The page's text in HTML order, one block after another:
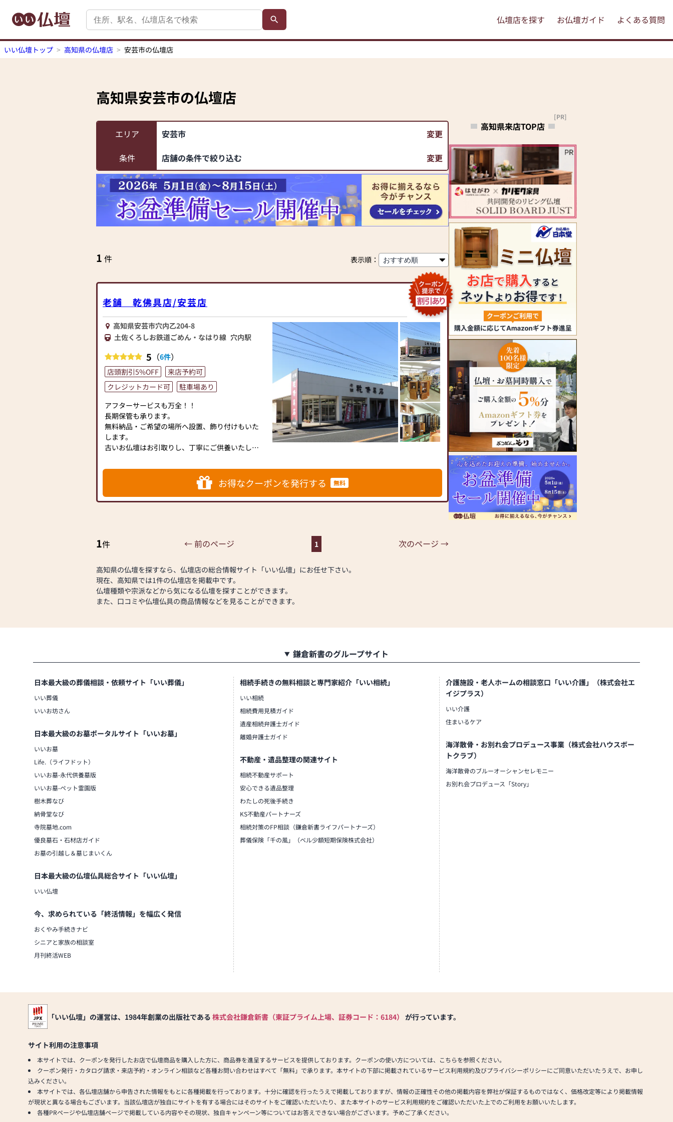
仏壇店を探す お仏壇ガイド よくある質問
いい仏壇トップ 高知県の仏壇店 安芸市の仏壇店
高知県安芸市の仏壇店
エリア 安芸市 変更
条件 店舗の条件で絞り込む 変更
1 件 表示順：
老舗 乾佛具店/安芸店
高知県安芸市穴内乙204-8
土佐くろしお鉄道ごめん・なはり線 穴内駅
5 （6件）
店頭割引5%OFF
来店予約可
クレジットカード可
駐車場あり
アフターサービスも万全！！
長期保管も承ります。
無料納品・ご希望の場所へ設置、飾り付けもいた
します。
古いお仏壇はお引取りし、丁寧にご供養いたしま
お仏壇の修理・修復も承ります。（見積りは無料で
創業100年の歴史と信用、年間販売基数四国№１の
実績、ご安心してお求めください。
お得なクーポンを発行する 無料
1件 ← 前のページ 1 次のページ →
高知県の仏壇を探すなら、仏壇店の総合情報サイト「いい仏壇」にお任せ下さい。
現在、高知県では1件の仏壇店を掲載中です。
仏壇種類や宗派などから気になる仏壇を探すことができます。
また、口コミや仏壇仏具の商品情報などを見ることができます。
高知県来店TOP店
[PR]
鎌倉新書のグループサイト
日本最大級の葬儀相談・依頼サイト「いい葬儀」
いい葬儀
いいお坊さん
日本最大級のお墓ポータルサイト「いいお墓」
いいお墓
Life.（ライフドット）
いいお墓-永代供養墓版
いいお墓-ペット霊園版
樹木葬なび
納骨堂なび
寺院墓地.com
優良墓石・石材店ガイド
お墓の引越し＆墓じまいくん
日本最大級の仏壇仏具総合サイト「いい仏壇」
いい仏壇
今、求められている「終活情報」を幅広く発信
おくやみ手続きナビ
シニアと家族の相談室
月刊終活WEB
相続手続きの無料相談と専門家紹介「いい相続」
いい相続
相続費用見積ガイド
遺産相続弁護士ガイド
離婚弁護士ガイド
不動産・遺品整理の関連サイト
相続不動産サポート
安心できる遺品整理
わたしの死後手続き
KS不動産パートナーズ
相続対策のFP相談（鎌倉新書ライフパートナーズ）
葬儀保険「千の風」（ベル少額短期保険株式会社）
介護施設・老人ホームの相談窓口「いい介護」（株式会社エ
イジプラス）
いい介護
住まいるケア
海洋散骨・お別れ会プロデュース事業（株式会社ハウスボー
トクラブ）
海洋散骨のブルーオーシャンセレモニー
お別れ会プロデュース「Story」
「いい仏壇」の運営は、1984年創業の出版社である 株式会社鎌倉新書（東証プライム上場、証券コード：6184） が行っています。
サイト利用の注意事項
本サイトでは、クーポンを発行したお店で仏壇商品を購入した方に、商品券を進呈するサービスを提供しております。クーポンの使い方については、こちらを参照ください。
クーポン発行・カタログ請求・来店予約・オンライン相談など各種お問い合わせはすべて「無料」で承ります。本サイトの下部に掲載されているサービス利用規約及びプライバシーポリシーにご同意いただいたうえで、お申し
込みください。
本サイトでは、各仏壇店舗から申告された情報をもとに各種掲載を行っております。十分に確認を行ったうえで掲載しておりますが、情報の正確性その他の掲載内容を弊社が保証するものではなく、価格改定等により掲載情報
が現状と異なる場合もございます。当該仏壇店が独自にサイトを有する場合にはそのサイトをご確認いただいたり、また本サイトのサービス利用規約をご確認いただいた上でのご利用をお願いいたします。
各種PRページや仏壇店舗ページで掲載している内容やその現状、独自キャンペーン等についてはお答えできない場合がございます。予めご了承ください。